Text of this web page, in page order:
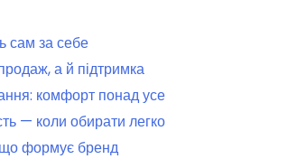
сам за себе
а й підтримка
комфорт понад усе
— коли обирати легко
що формує бренд